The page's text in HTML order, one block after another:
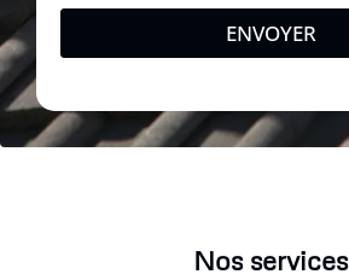
ENVOYER
Nos services